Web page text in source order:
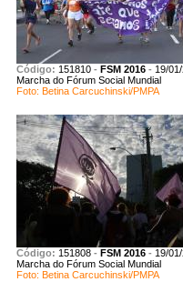
Código: 151810 - FSM 2016 - 19/
Marcha do Fórum Social Mundial
Foto: Betina Carcuchinski/PMPA
Código: 151808 - FSM 2016 - 19/
Marcha do Fórum Social Mundial
Foto: Betina Carcuchinski/PMPA